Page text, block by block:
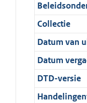
i
e
i
n
f
o
r
9
3
K
b
t
i
e
i
n
f
o
:
9
K
b
a
t
i
e
i
n
f
e
:
1
K
b
c
a
t
i
e
i
n
t
e
:
4
K
b
Collectie
Datum van
Datum
DTD-versie